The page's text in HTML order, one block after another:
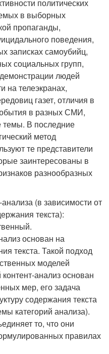
политических
в выборных
пропаганды,
поведения,
записках самоубийц,
социальных групп,
людей
на телеэкранах,
газет, отличия в
в разных СМИ,
темы. В последние
метод
те представители
заинтересованы в
разнообразных
(в зависимости от
текста):
основан на
текста. Такой подход
моделей
анализ основан
мер, его задача
содержания текста
категорий анализа).
то, что они
правилах